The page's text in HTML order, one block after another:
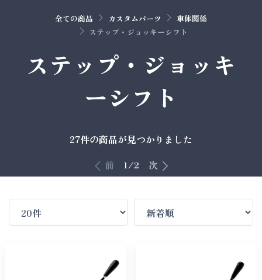
全ての商品 カスタムパーツ
車体関係
ステップ・ジョッキーシフト
ステップ・ジョッキ
ーシフト
27件の商品が見つかりました
前
1/2 次